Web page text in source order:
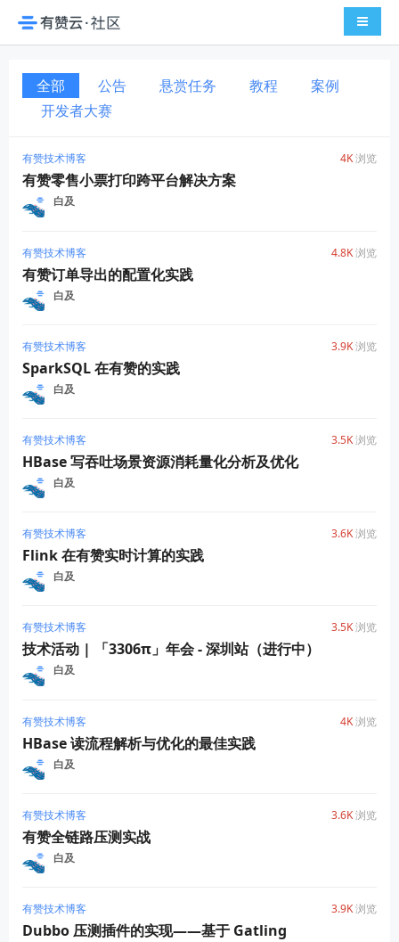
导航切
全部 公告 悬赏任务 教程
案例
开发者大赛
有赞技术博客 4K浏览
有赞零售小票打印跨平台解决方案
白及
有赞技术博客 4.8K浏览
有赞订单导出的配置化实践
白及
有赞技术博客 3.9K浏览
SparkSQL 在有赞的实践
白及
有赞技术博客 3.5K浏览
HBase 写吞吐场景资源消耗量化分析及优化
白及
有赞技术博客 3.6K浏览
Flink 在有赞实时计算的实践
白及
有赞技术博客 3.5K浏览
技术活动 | 「3306π」年会 - 深圳站（进行中）
白及
有赞技术博客 4K浏览
HBase 读流程解析与优化的最佳实践
白及
有赞技术博客 3.6K浏览
有赞全链路压测实战
白及
有赞技术博客 3.9K浏览
Dubbo 压测插件的实现——基于 Gatling